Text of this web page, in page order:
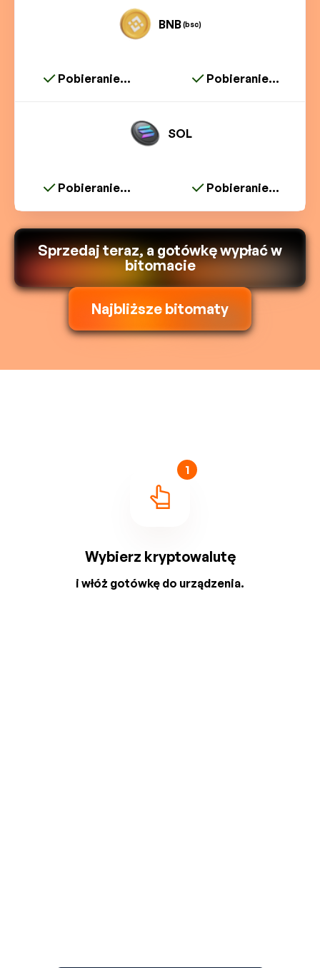
BNB(bsc)
Pobieranie... Pobieranie...
SOL
Pobieranie... Pobieranie...
Sprzedaj teraz, a gotówkę wypłać w
bitomacie
Najbliższe bitomaty
1
Wybierz kryptowalutę
i włóż gotówkę do urządzenia.